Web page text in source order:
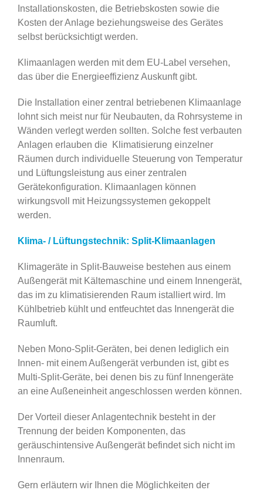
Installationskosten, die Betriebskosten sowie die
Kosten der Anlage beziehungsweise des Gerätes
selbst berücksichtigt werden.
Klimaanlagen werden mit dem EU-Label versehen,
das über die Energieeffizienz Auskunft gibt.
Die Installation einer zentral betriebenen Klimaanlage
lohnt sich meist nur für Neubauten, da Rohrsysteme in
Wänden verlegt werden sollten. Solche fest verbauten
Anlagen erlauben die Klimatisierung einzelner
Räumen durch individuelle Steuerung von Temperatur
und Lüftungsleistung aus einer zentralen
Gerätekonfiguration. Klimaanlagen können
wirkungsvoll mit Heizungssystemen gekoppelt
werden.
Klima- / Lüftungstechnik: Split-Klimaanlagen
Klimageräte in Split-Bauweise bestehen aus einem
Außengerät mit Kältemaschine und einem Innengerät,
das im zu klimatisierenden Raum istalliert wird. Im
Kühlbetrieb kühlt und entfeuchtet das Innengerät die
Raumluft.
Neben Mono-Split-Geräten, bei denen lediglich ein
Innen- mit einem Außengerät verbunden ist, gibt es
Multi-Split-Geräte, bei denen bis zu fünf Innengeräte
an eine Außeneinheit angeschlossen werden können.
Der Vorteil dieser Anlagentechnik besteht in der
Trennung der beiden Komponenten, das
geräuschintensive Außengerät befindet sich nicht im
Innenraum.
Gern erläutern wir Ihnen die Möglichkeiten der